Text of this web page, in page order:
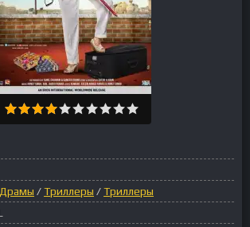
Драмы /Триллеры /Триллеры